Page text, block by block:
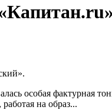
особая фактурная
на образ...